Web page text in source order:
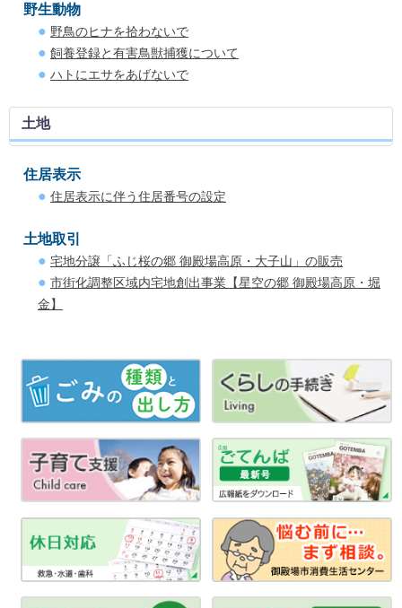
野生動物
野鳥のヒナを拾わないで
飼養登録と有害鳥獣捕獲について
ハトにエサをあげないで
土地
住居表示
住居表示に伴う住居番号の設定
土地取引
宅地分譲「ふじ桜の郷 御殿場高原・大子山」の販売
市街化調整区域内宅地創出事業【星空の郷 御殿場高原・堀
金】